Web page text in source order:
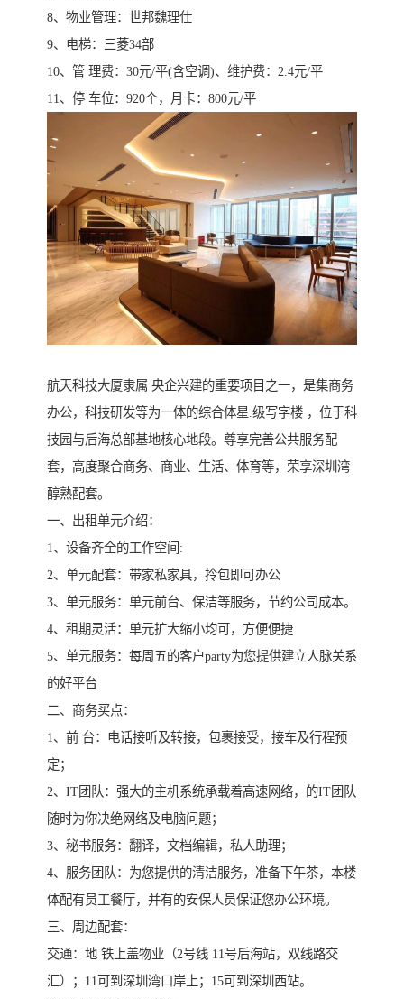
8、物业管理：世邦魏理仕
9、电梯：三菱34部
10、管 理费：30元/平(含空调)、维护费：2.4元/平
11、停 车位：920个，月卡：800元/平
航天科技大厦隶属 央企兴建的重要项目之一，是集商务
办公，科技研发等为一体的综合体星.级写字楼 ，位于科
技园与后海总部基地核心地段。尊享完善公共服务配
套，高度聚合商务、商业、生活、体育等，荣享深圳湾
醇熟配套。
一、出租单元介绍：
1、设备齐全的工作空间:
2、单元配套：带家私家具，拎包即可办公
3、单元服务：单元前台、保洁等服务，节约公司成本。
4、租期灵活：单元扩大缩小均可，方便便捷
5、单元服务：每周五的客户party为您提供建立人脉关系
的好平台
二、商务买点：
1、前 台：电话接听及转接，包裹接受，接车及行程预
定；
2、IT团队：强大的主机系统承载着高速网络，的IT团队
随时为你决绝网络及电脑问题；
3、秘书服务：翻译，文档编辑，私人助理；
4、服务团队：为您提供的清洁服务，准备下午茶，本楼
体配有员工餐厅，并有的安保人员保证您办公环境。
三、周边配套：
交通：地 铁上盖物业（2号线 11号后海站，双线路交
汇）；11可到深圳湾口岸上；15可到深圳西站。